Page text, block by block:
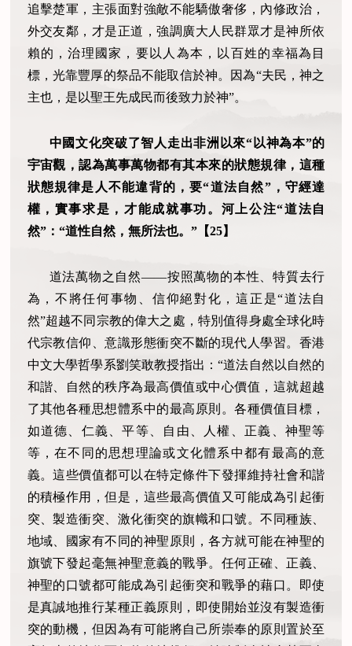
追擊楚軍，主張面對強敵不能驕傲奢侈，內修政治，
外交友鄰，才是正道，強調廣大人民群眾才是神所依
賴的，治理國家，要以人為本，以百姓的幸福為目
標，光靠豐厚的祭品不能取信於神。因為“夫民，神之
主也，是以聖王先成民而後致力於神”。
中國文化突破了智人走出非洲以來“以神為本”的
宇宙觀，認為萬事萬物都有其本來的狀態規律，這種
狀態規律是人不能違背的，要“道法自然”，守經達
權，實事求是，才能成就事功。河上公注“道法自
然”：“道性自然，無所法也。”【25】
道法萬物之自然——按照萬物的本性、特質去行
為，不將任何事物、信仰絕對化，這正是“道法自
然”超越不同宗教的偉大之處，特別值得身處全球化時
代宗教信仰、意識形態衝突不斷的現代人學習。香港
中文大學哲學系劉笑敢教授指出：“道法自然以自然的
和諧、自然的秩序為最高價值或中心價值，這就超越
了其他各種思想體系中的最高原則。各種價值目標，
如道德、仁義、平等、自由、人權、正義、神聖等
等，在不同的思想理論或文化體系中都有最高的意
義。這些價值都可以在特定條件下發揮維持社會和諧
的積極作用，但是，這些最高價值又可能成為引起衝
突、製造衝突、激化衝突的旗幟和口號。不同種族、
地域、國家有不同的神聖原則，各方就可能在神聖的
旗號下發起毫無神聖意義的戰爭。任何正確、正義、
神聖的口號都可能成為引起衝突和戰爭的藉口。即使
是真誠地推行某種正義原則，即使開始並沒有製造衝
突的動機，但因為有可能將自己所崇奉的原則置於至